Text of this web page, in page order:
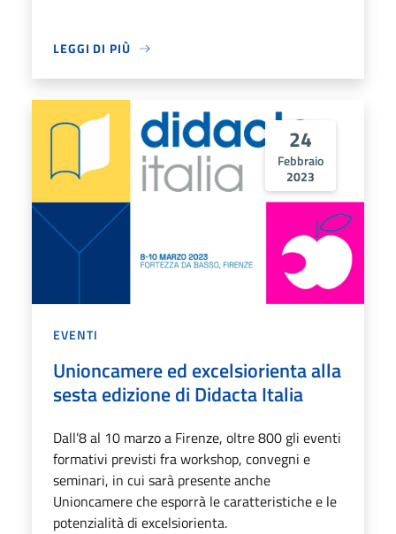
LEGGI DI PIÙ
24
Febbraio
2023
EVENTI
Unioncamere ed excelsiorienta alla
sesta edizione di Didacta Italia
Dall’8 al 10 marzo a Firenze, oltre 800 gli eventi
formativi previsti fra workshop, convegni e
seminari, in cui sarà presente anche
Unioncamere che esporrà le caratteristiche e le
potenzialità di excelsiorienta.